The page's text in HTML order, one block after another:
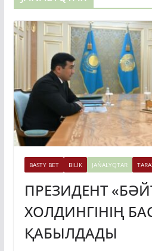
BASTY BET BILİK JAŃALYQTAR
ПРЕЗИДЕНТ
ХОЛДИНГІНІҢ
ҚАБЫЛДАДЫ